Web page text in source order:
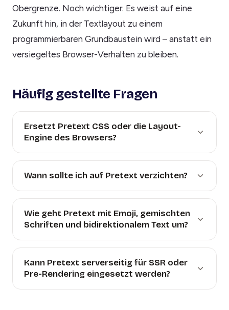
Obergrenze. Noch wichtiger: Es weist auf eine
Zukunft hin, in der Textlayout zu einem
programmierbaren Grundbaustein wird – anstatt ein
versiegeltes Browser-Verhalten zu bleiben.
Häufig gestellte Fragen
Ersetzt Pretext CSS oder die Layout-
Engine des Browsers?
Wann sollte ich auf Pretext verzichten?
Wie geht Pretext mit Emoji, gemischten
Schriften und bidirektionalem Text um?
Kann Pretext serverseitig für SSR oder
Pre-Rendering eingesetzt werden?